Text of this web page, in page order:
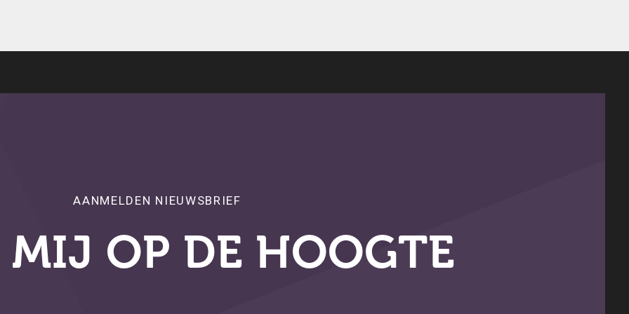
AANMELDEN NIEUWSBRIEF
OP DE HOOGTE